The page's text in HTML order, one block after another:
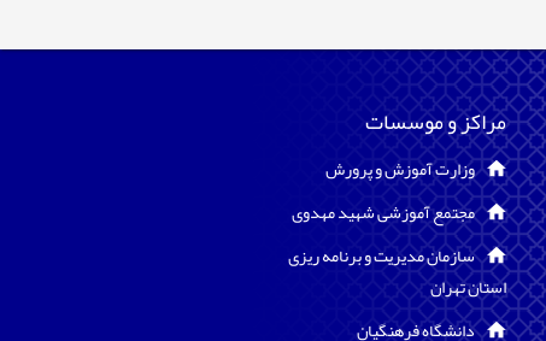
مراکز و موسسات
وزارت آموزش و پرورش
مجتمع آموزشی شهید مهدوی
سازمان مدیریت و برنامه ریزی
استان تهران
دانشگاه فرهنگیان